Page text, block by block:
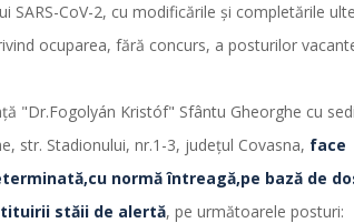
SARS-CoV-2, cu modificările şi completările
ocuparea, fără concurs, a posturilor
"Dr.Fogolyán Kristóf" Sfântu Gheorghe cu
str. Stadionului, nr.1-3, judeţul Covasna, face
normă întreagă,pe bază de
stăii de alertă, pe următoarele posturi: